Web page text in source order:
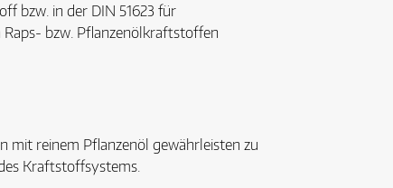
bzw. in der DIN 51623 für
bzw. Pflanzenölkraftstoffen
mit reinem Pflanzenöl gewährleisten zu
Kraftstoffsystems.